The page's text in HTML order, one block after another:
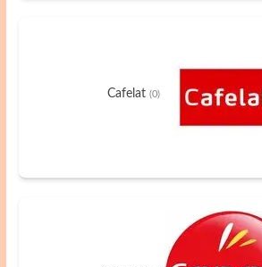
Cafelat (0)